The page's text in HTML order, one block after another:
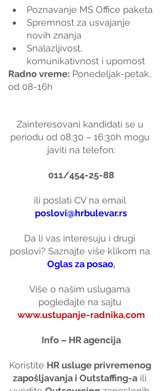
Poznavanje MS Office paketa
Spremnost za usvajanje
novih znanja
Snalazljivost,
komunikativnost i upornost
Radno vreme: Ponedeljak-petak,
od 08-16h
Zainteresovani kandidati se u
periodu od 08:30 – 16:30h mogu
javiti na telefon:
011/454-25-88
ili poslati CV na email
poslovi@hrbulevar.rs
Da li vas interesuju i drugi
poslovi? Saznajte više klikom na
Oglas za posao.
Više o našim uslugama
pogledajte na sajtu
www.ustupanje-radnika.com
Info – HR agencija
Koristite HR usluge privremenog
zapošljavanja i Outstaffing-a ili